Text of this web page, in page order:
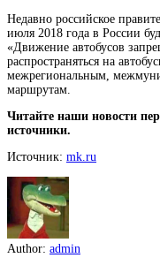
Недавно российское
июля 2018 года в России
«Движение автобусов
распространяться на
межрегиональным,
маршрутам.
Читайте наши новости
источники.
Источник: mk.ru
Author: admin